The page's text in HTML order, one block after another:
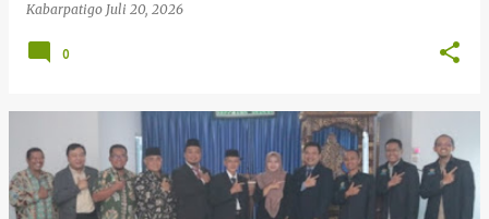
Kabarpatigo Juli 20, 2026
0